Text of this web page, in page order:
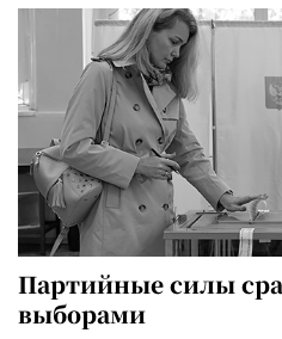
Партийные силы
выборами